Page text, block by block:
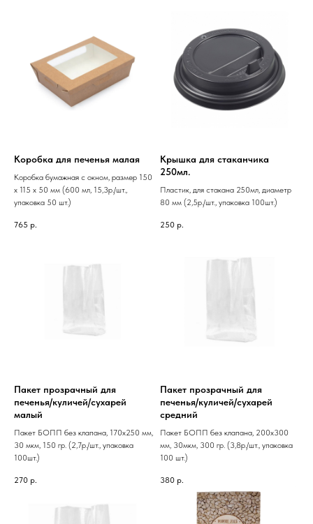
Коробка для печенья малая
Коробка бумажная с окном, размер 150
x 115 x 50 мм (600 мл, 15,3р./шт.,
упаковка 50 шт.)
765 р.
Крышка для стаканчика
250мл.
Пластик, для стакана 250мл, диаметр
80 мм (2,5р./шт., упаковка 100шт.)
250 р.
Пакет прозрачный для
печенья/куличей/сухарей
малый
Пакет БОПП без клапана, 170х250 мм,
30 мкм, 150 гр. (2,7р./шт., упаковка
100шт.)
270 р.
Пакет прозрачный для
печенья/куличей/сухарей
средний
Пакет БОПП без клапана, 200х300
мм, 30мкм, 300 гр. (3,8р./шт., упаковка
100 шт.)
380 р.